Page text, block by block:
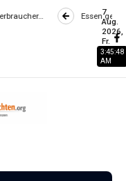
Essen gehen wird zum
7
Aug.
2026,
Fr.
3:45:49
AM